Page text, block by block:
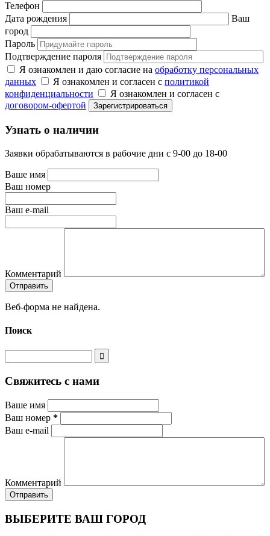
Телефон
Дата рождения
Ваш
город
Пароль
Подтверждение пароля
Я ознакомлен и даю согласие на обработку персональных
данных
Я ознакомлен и согласен с политикой
конфиденциальности
Я ознакомлен и согласен с
договором-офертой
Узнать о наличии
Заявки обрабатываются в рабочие дни с 9-00 до 18-00
Ваше имя
Ваш номер
Ваш e-mail
Комментарий
Веб-форма не найдена.
Поиск
Свяжитесь с нами
Ваше имя
Ваш номер *
Ваш e-mail
Комментарий
ВЫБЕРИТЕ ВАШ ГОРОД